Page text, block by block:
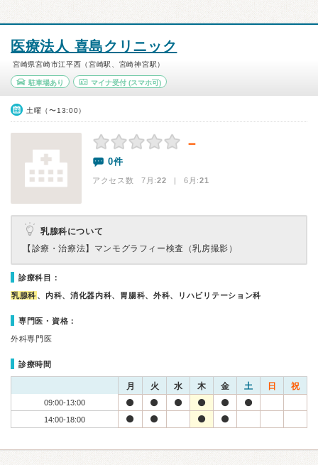
医療法人 喜島クリニック
宮崎県宮崎市江平西（宮崎駅、宮崎神宮駅）
駐車場あり マイナ受付(スマホ可)
土曜（〜13:00）
－
0件
アクセス数 7月:22 | 6月:21
乳腺科について
【診療・治療法】 マンモグラフィー検査（乳房撮影）
診療科目：
乳腺科 、内科、消化器内科、胃腸科、外科、リハビリテーション科
専門医・資格：
外科専門医
診療時間
月 火 水 木 金 土 日 祝
09:00-13:00
14:00-18:00